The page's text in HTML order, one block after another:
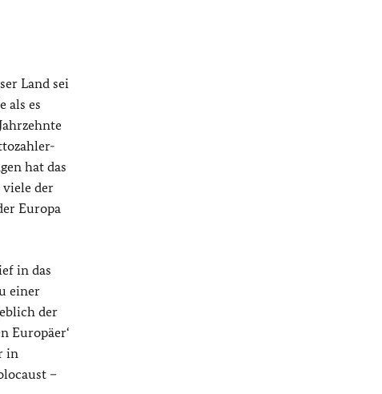
Land sei
als es
hat das
der
Europa
in das
einer
der
Europäer‘
in
–